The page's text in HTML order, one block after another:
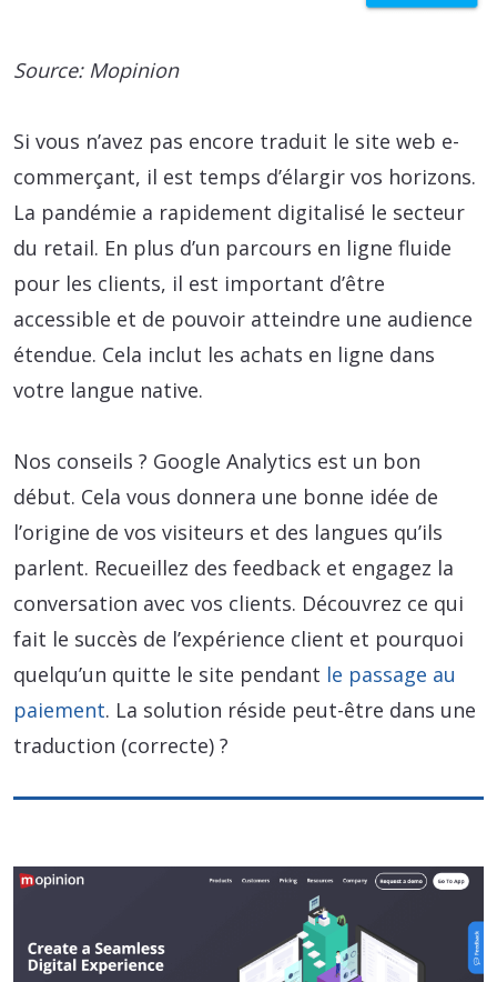
Source: Mopinion
Si vous n’avez pas encore traduit le site web e-
commerçant, il est temps d’élargir vos horizons.
La pandémie a rapidement digitalisé le secteur
du retail. En plus d’un parcours en ligne fluide
pour les clients, il est important d’être
accessible et de pouvoir atteindre une audience
étendue. Cela inclut les achats en ligne dans
votre langue native.
Nos conseils ? Google Analytics est un bon
début. Cela vous donnera une bonne idée de
l’origine de vos visiteurs et des langues qu’ils
parlent. Recueillez des feedback et engagez la
conversation avec vos clients. Découvrez ce qui
fait le succès de l’expérience client et pourquoi
quelqu’un quitte le site pendant le passage au
paiement. La solution réside peut-être dans une
traduction (correcte) ?